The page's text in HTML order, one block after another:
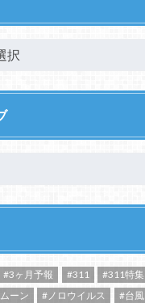
#3ヶ月予報 #311 #311特集
ーン #ノロウイルス #台風